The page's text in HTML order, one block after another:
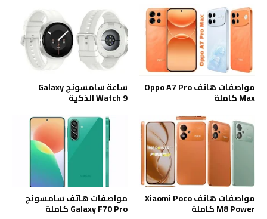
مواصفات هاتف Oppo A7 Pro
Max كاملة
ساعة سامسونج Galaxy
Watch 9 الذكية
مواصفات هاتف Xiaomi Poco
M8 Power كاملة
مواصفات هاتف سامسونج
Galaxy F70 Pro كاملة